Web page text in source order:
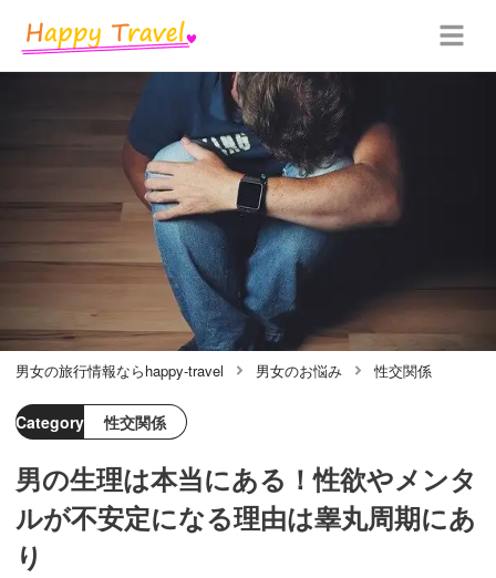
男女の旅行情報ならhappy-travel 男女のお悩み 性交関係
Category 性交関係
男の生理は本当にある！性欲やメンタ
ルが不安定になる理由は睾丸周期にあ
り